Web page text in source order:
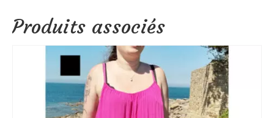
Produits associés